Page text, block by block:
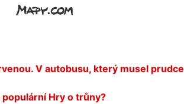
V autobusu, který musel prudce
populární Hry o trůny?